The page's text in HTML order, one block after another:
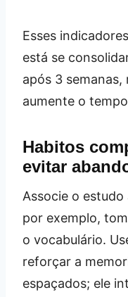
Esses
está se
após 3
aumente o
Habitos
evitar
Associe o
por exemplo,
o vocabulário.
reforçar a
espaçados; ele